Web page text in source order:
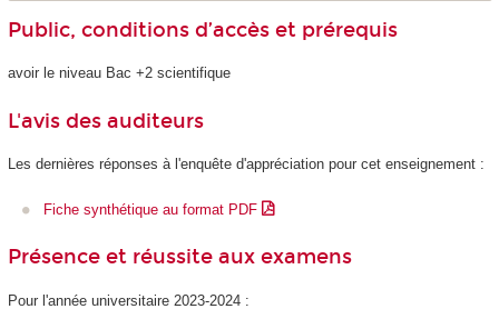
Public, conditions d’accès et prérequis
avoir le niveau Bac +2 scientifique
L'avis des auditeurs
Les dernières réponses à l'enquête d'appréciation pour cet enseignement :
Fiche synthétique au format PDF
Présence et réussite aux examens
Pour l'année universitaire 2023-2024 :